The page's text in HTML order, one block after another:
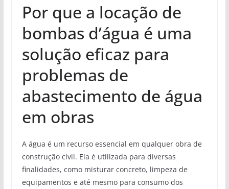
Por que a locação de
bombas d’água é uma
solução eficaz para
problemas de
abastecimento de água
em obras
A água é um recurso essencial em qualquer obra de
construção civil. Ela é utilizada para diversas
finalidades, como misturar concreto, limpeza de
equipamentos e até mesmo para consumo dos